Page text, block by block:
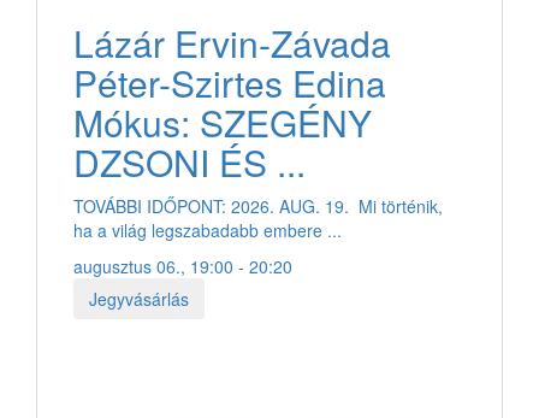
Lázár Ervin-Závada
Péter-Szirtes Edina
Mókus: SZEGÉNY
DZSONI ÉS ...
TOVÁBBI IDŐPONT: 2026. AUG. 19. Mi történik,
ha a világ legszabadabb embere ...
augusztus 06., 19:00 - 20:20
Jegyvásárlás